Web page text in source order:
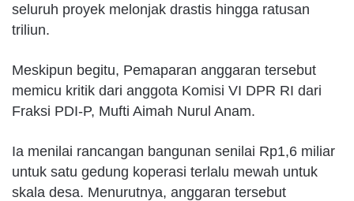
seluruh proyek melonjak drastis hingga ratusan
triliun.
Meskipun begitu, Pemaparan anggaran tersebut
memicu kritik dari anggota Komisi VI DPR RI dari
Fraksi PDI-P, Mufti Aimah Nurul Anam.
Ia menilai rancangan bangunan senilai Rp1,6 miliar
untuk satu gedung koperasi terlalu mewah untuk
skala desa. Menurutnya, anggaran tersebut